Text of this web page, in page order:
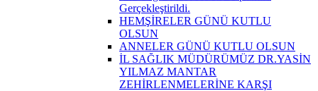
Gerçekleştirildi.
HEMŞİRELER GÜNÜ KUTLU
OLSUN
ANNELER GÜNÜ KUTLU OLSUN
İL SAĞLIK MÜDÜRÜMÜZ DR.YASİN
YILMAZ MANTAR
ZEHİRLENMELERİNE KARŞI